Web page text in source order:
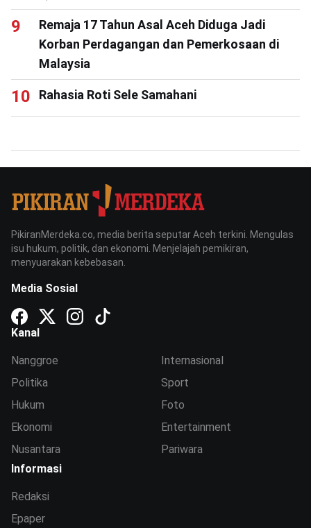
Remaja 17 Tahun Asal Aceh Diduga Jadi
Korban Perdagangan dan Pemerkosaan di
Malaysia
Rahasia Roti Sele Samahani
PikiranMerdeka.co, media berita seputar Aceh terkini. Mengulas
isu hukum, politik, dan ekonomi. Menjelajah pemikiran,
menyuarakan kebebasan.
Media Sosial
Kanal
Nanggroe
Politika
Hukum
Ekonomi
Nusantara
Internasional
Sport
Foto
Entertainment
Pariwara
Informasi
Redaksi
Epaper